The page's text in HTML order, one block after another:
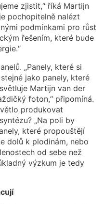
zjistit,“ říká Martijn
pochopitelně nalézt
podmínkami pro růst
řešením, které bude
„Panely, které si
jako panely, které
Martijn van der
foton,“ připomíná.
produkovat
„Na poli by
které propouštějí
dolů k plodinám, nebo
od sebe než
výzkum je tedy